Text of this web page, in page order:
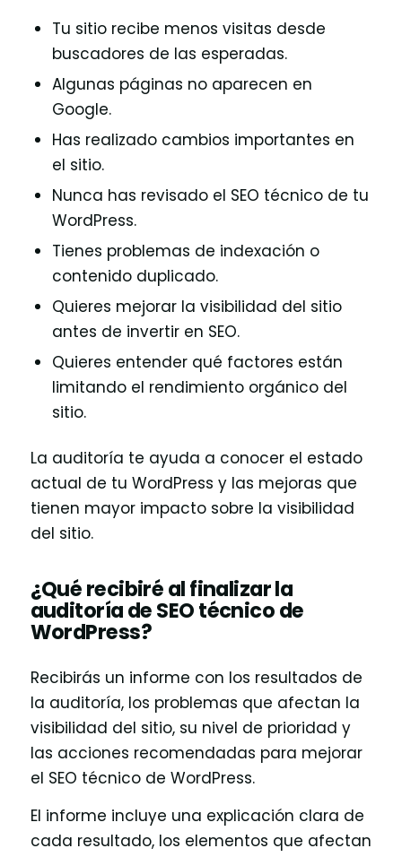
Tu sitio recibe menos visitas desde
buscadores de las esperadas.
Algunas páginas no aparecen en
Google.
Has realizado cambios importantes en
el sitio.
Nunca has revisado el SEO técnico de tu
WordPress.
Tienes problemas de indexación o
contenido duplicado.
Quieres mejorar la visibilidad del sitio
antes de invertir en SEO.
Quieres entender qué factores están
limitando el rendimiento orgánico del
sitio.
La auditoría te ayuda a conocer el estado
actual de tu WordPress y las mejoras que
tienen mayor impacto sobre la visibilidad
del sitio.
¿Qué recibiré al finalizar la
auditoría de SEO técnico de
WordPress?
Recibirás un informe con los resultados de
la auditoría, los problemas que afectan la
visibilidad del sitio, su nivel de prioridad y
las acciones recomendadas para mejorar
el SEO técnico de WordPress.
El informe incluye una explicación clara de
cada resultado, los elementos que afectan